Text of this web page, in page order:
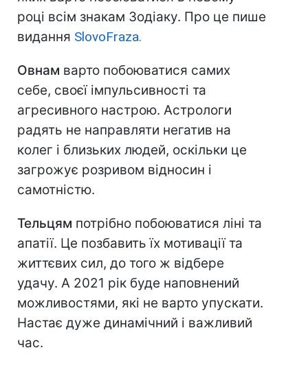
році всім знакам Зодіаку. Про це пише
видання SlovoFraza.
Овнам варто побоюватися самих
себе, своєї імпульсивності та
агресивного настрою. Астрологи
радять не направляти негатив на
колег і близьких людей, оскільки це
загрожує розривом відносин і
самотністю.
Тельцям потрібно побоюватися ліні та
апатії. Це позбавить їх мотивації та
життєвих сил, до того ж відбере
удачу. А 2021 рік буде наповнений
можливостями, які не варто упускати.
Настає дуже динамічний і важливий
час.